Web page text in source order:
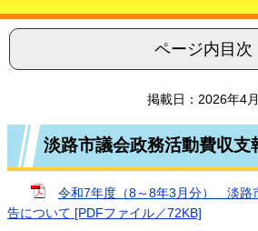
ページ内目次
掲載日：2026年4
淡路市議会政務活動費収支
令和7年度（8～8年3月分） 淡路
告について [PDFファイル／72KB]